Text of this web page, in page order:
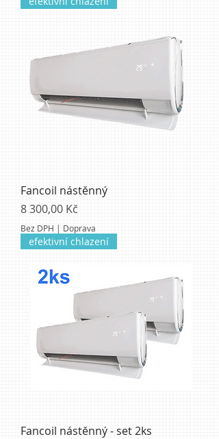
Fancoil nástěnný
Cena
8 300,00 Kč
Bez DPH | Doprava
efektivní chlazení
Fancoil nástěnný - set 2ks